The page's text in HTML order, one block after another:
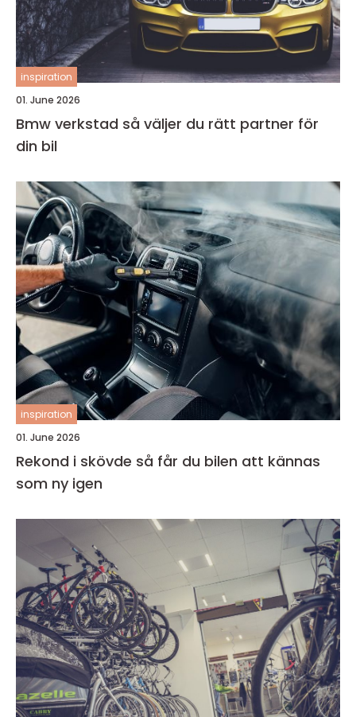
inspiration
01. June 2026
Bmw verkstad så väljer du rätt partner för
din bil
inspiration
01. June 2026
Rekond i skövde så får du bilen att kännas
som ny igen